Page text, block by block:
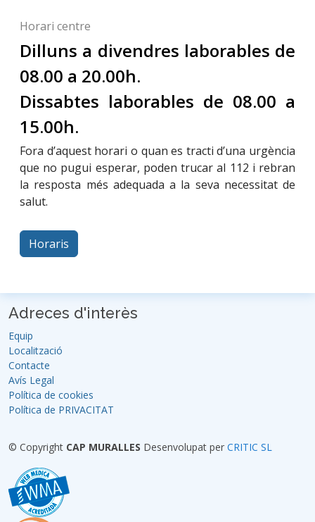
Horari centre
Dilluns a divendres laborables de
08.00 a 20.00h.
Dissabtes laborables de 08.00 a
15.00h.
Fora d’aquest horari o quan es tracti d’una urgència
que no pugui esperar, poden trucar al 112 i rebran
la resposta més adequada a la seva necessitat de
salut.
Horaris
Adreces d'interès
Equip
Localització
Contacte
Avís Legal
Política de cookies
Política de PRIVACITAT
© Copyright CAP MURALLES Desenvolupat per CRITIC SL